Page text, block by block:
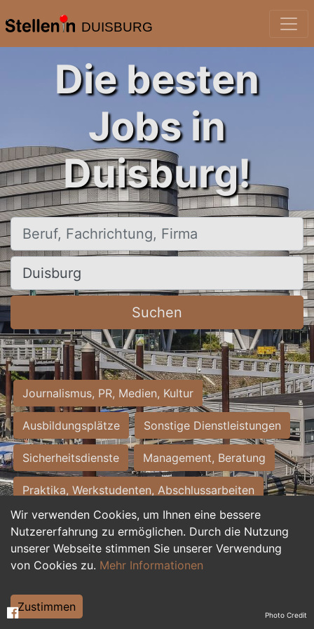
DUISBURG
Wir verwenden Cookies, um Ihnen eine bessere
Nutzererfahrung zu ermöglichen. Durch die Nutzung
unserer Webseite stimmen Sie unserer Verwendung
von Cookies zu. Mehr Informationen
Zustimmen
Die besten
Jobs in
Duisburg!
Beruf, Fachrichtung, Firma
Ort, Stadt
Suchen
Journalismus, PR, Medien, Kultur
Ausbildungsplätze Sonstige Dienstleistungen
Sicherheitsdienste Management, Beratung
Praktika, Werkstudenten, Abschlussarbeiten
Personalwesen Assistenz, Sekretariat
Hilfskräfte, Aushilfs- und Nebenjobs
Weiterbildung, Studium, duale Ausbildung Photo Credit